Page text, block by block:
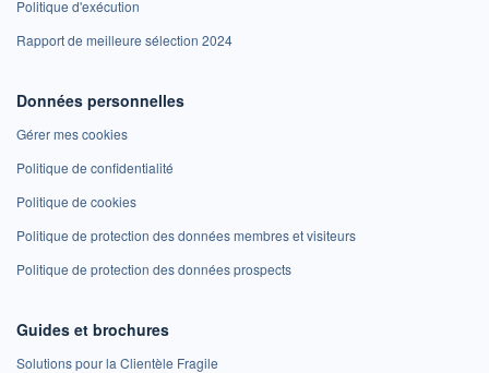
Politique d'exécution
Rapport de meilleure sélection 2024
Données personnelles
Gérer mes cookies
Politique de confidentialité
Politique de cookies
Politique de protection des données membres et visiteurs
Politique de protection des données prospects
Guides et brochures
Solutions pour la Clientèle Fragile